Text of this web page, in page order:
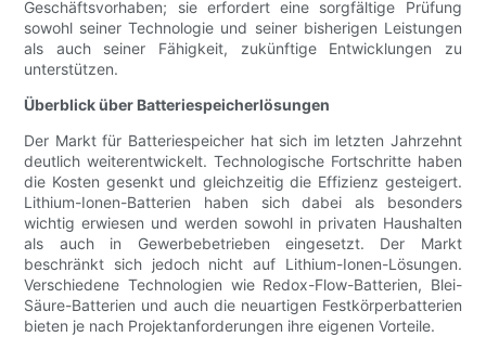
Geschäftsvorhaben; sie erfordert eine sorgfältige Prüfung
sowohl seiner Technologie und seiner bisherigen Leistungen
als auch seiner Fähigkeit, zukünftige Entwicklungen zu
unterstützen.
Überblick über Batteriespeicherlösungen
Der Markt für Batteriespeicher hat sich im letzten Jahrzehnt
deutlich weiterentwickelt. Technologische Fortschritte haben
die Kosten gesenkt und gleichzeitig die Effizienz gesteigert.
Lithium-Ionen-Batterien haben sich dabei als besonders
wichtig erwiesen und werden sowohl in privaten Haushalten
als auch in Gewerbebetrieben eingesetzt. Der Markt
beschränkt sich jedoch nicht auf Lithium-Ionen-Lösungen.
Verschiedene Technologien wie Redox-Flow-Batterien, Blei-
Säure-Batterien und auch die neuartigen Festkörperbatterien
bieten je nach Projektanforderungen ihre eigenen Vorteile.